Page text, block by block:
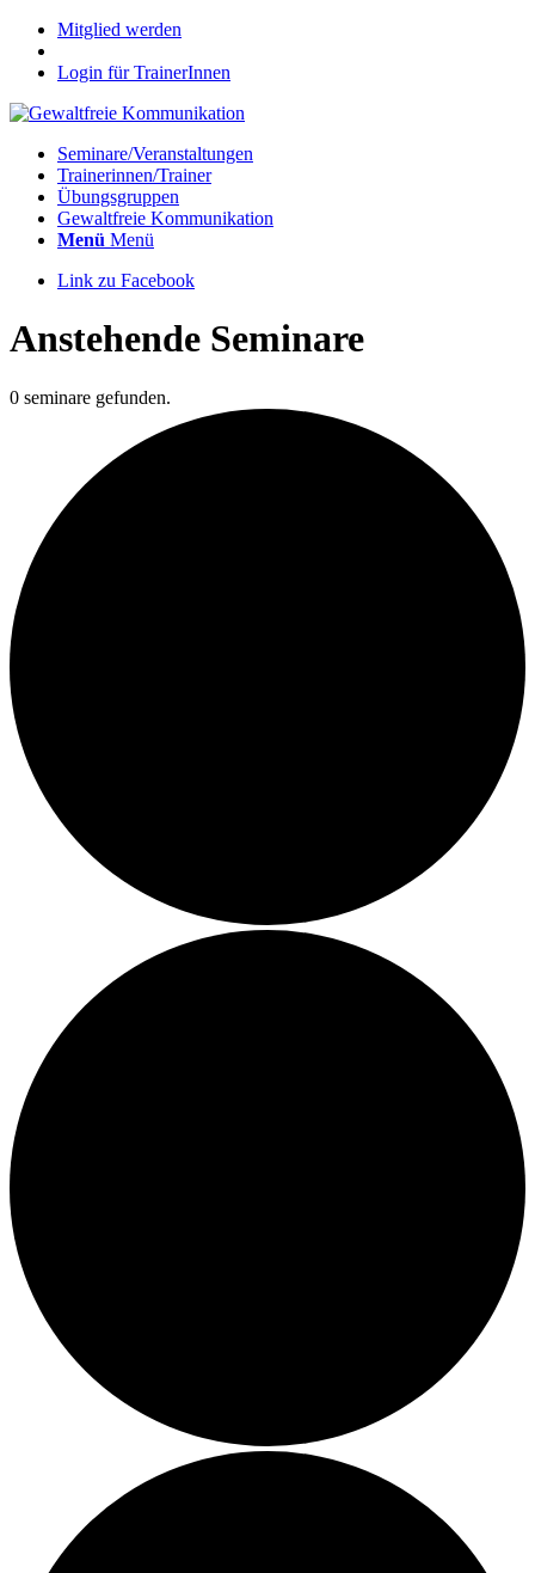
Mitglied werden
Login für TrainerInnen
Seminare/Veranstaltungen
Trainerinnen/Trainer
Übungsgruppen
Gewaltfreie Kommunikation
Menü Menü
Link zu Facebook
Anstehende Seminare
0 seminare gefunden.